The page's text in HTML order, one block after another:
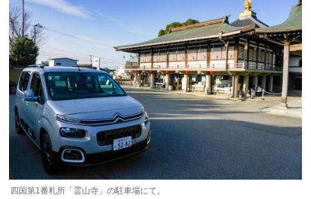
四国第1番札所「霊山寺」の駐車場にて。